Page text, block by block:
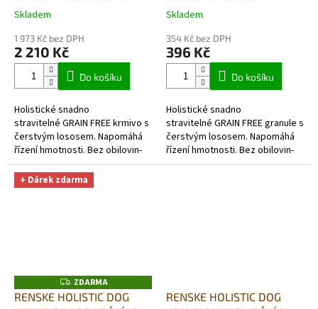
SUŠENÉ MASO bez
ZDARMA
Průměrné
produktu
je
hvězdiček.
Skladem
1 973 Kč bez DPH
2 210 Kč
Do košíku
Holistické snadno
stravitelné GRAIN FREE krmivo s
čerstvým lososem. Napomáhá
řízení hmotnosti. Bez obilovin-
skutečně hypoalergenní a
monoproteinové (jeden druh
masa). Vysoký...
Průměrné
produktu
je
hvězdiček.
Skladem
354 Kč bez DPH
396 Kč
Do košíku
Holistické snadno
stravitelné GRAIN FREE granule s
čerstvým lososem. Napomáhá
řízení hmotnosti. Bez obilovin-
skutečně hypoalergenní a
+ Dárek zdarma
Z
D
A
ZDARMA
RENSKE HOLISTIC DOG
RENSKE HOLISTIC DOG